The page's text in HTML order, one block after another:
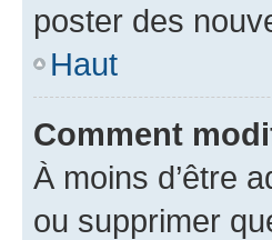
poster des
Haut
Comment
À moins d’être
ou supprimer